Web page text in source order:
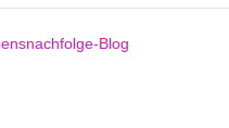
Blog